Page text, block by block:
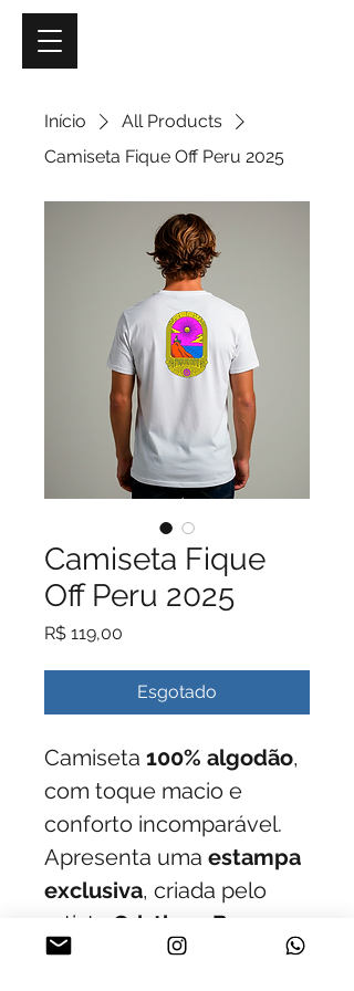
Início
All Products
Camiseta Fique Off Peru 2025
Camiseta Fique
Off Peru 2025
R$ 119,00
Esgotado
Camiseta 100% algodão,
com toque macio e
conforto incomparável.
Apresenta uma estampa
exclusiva, criada pelo
artista Cristiano Barros
da
Olho Bala, trazendo